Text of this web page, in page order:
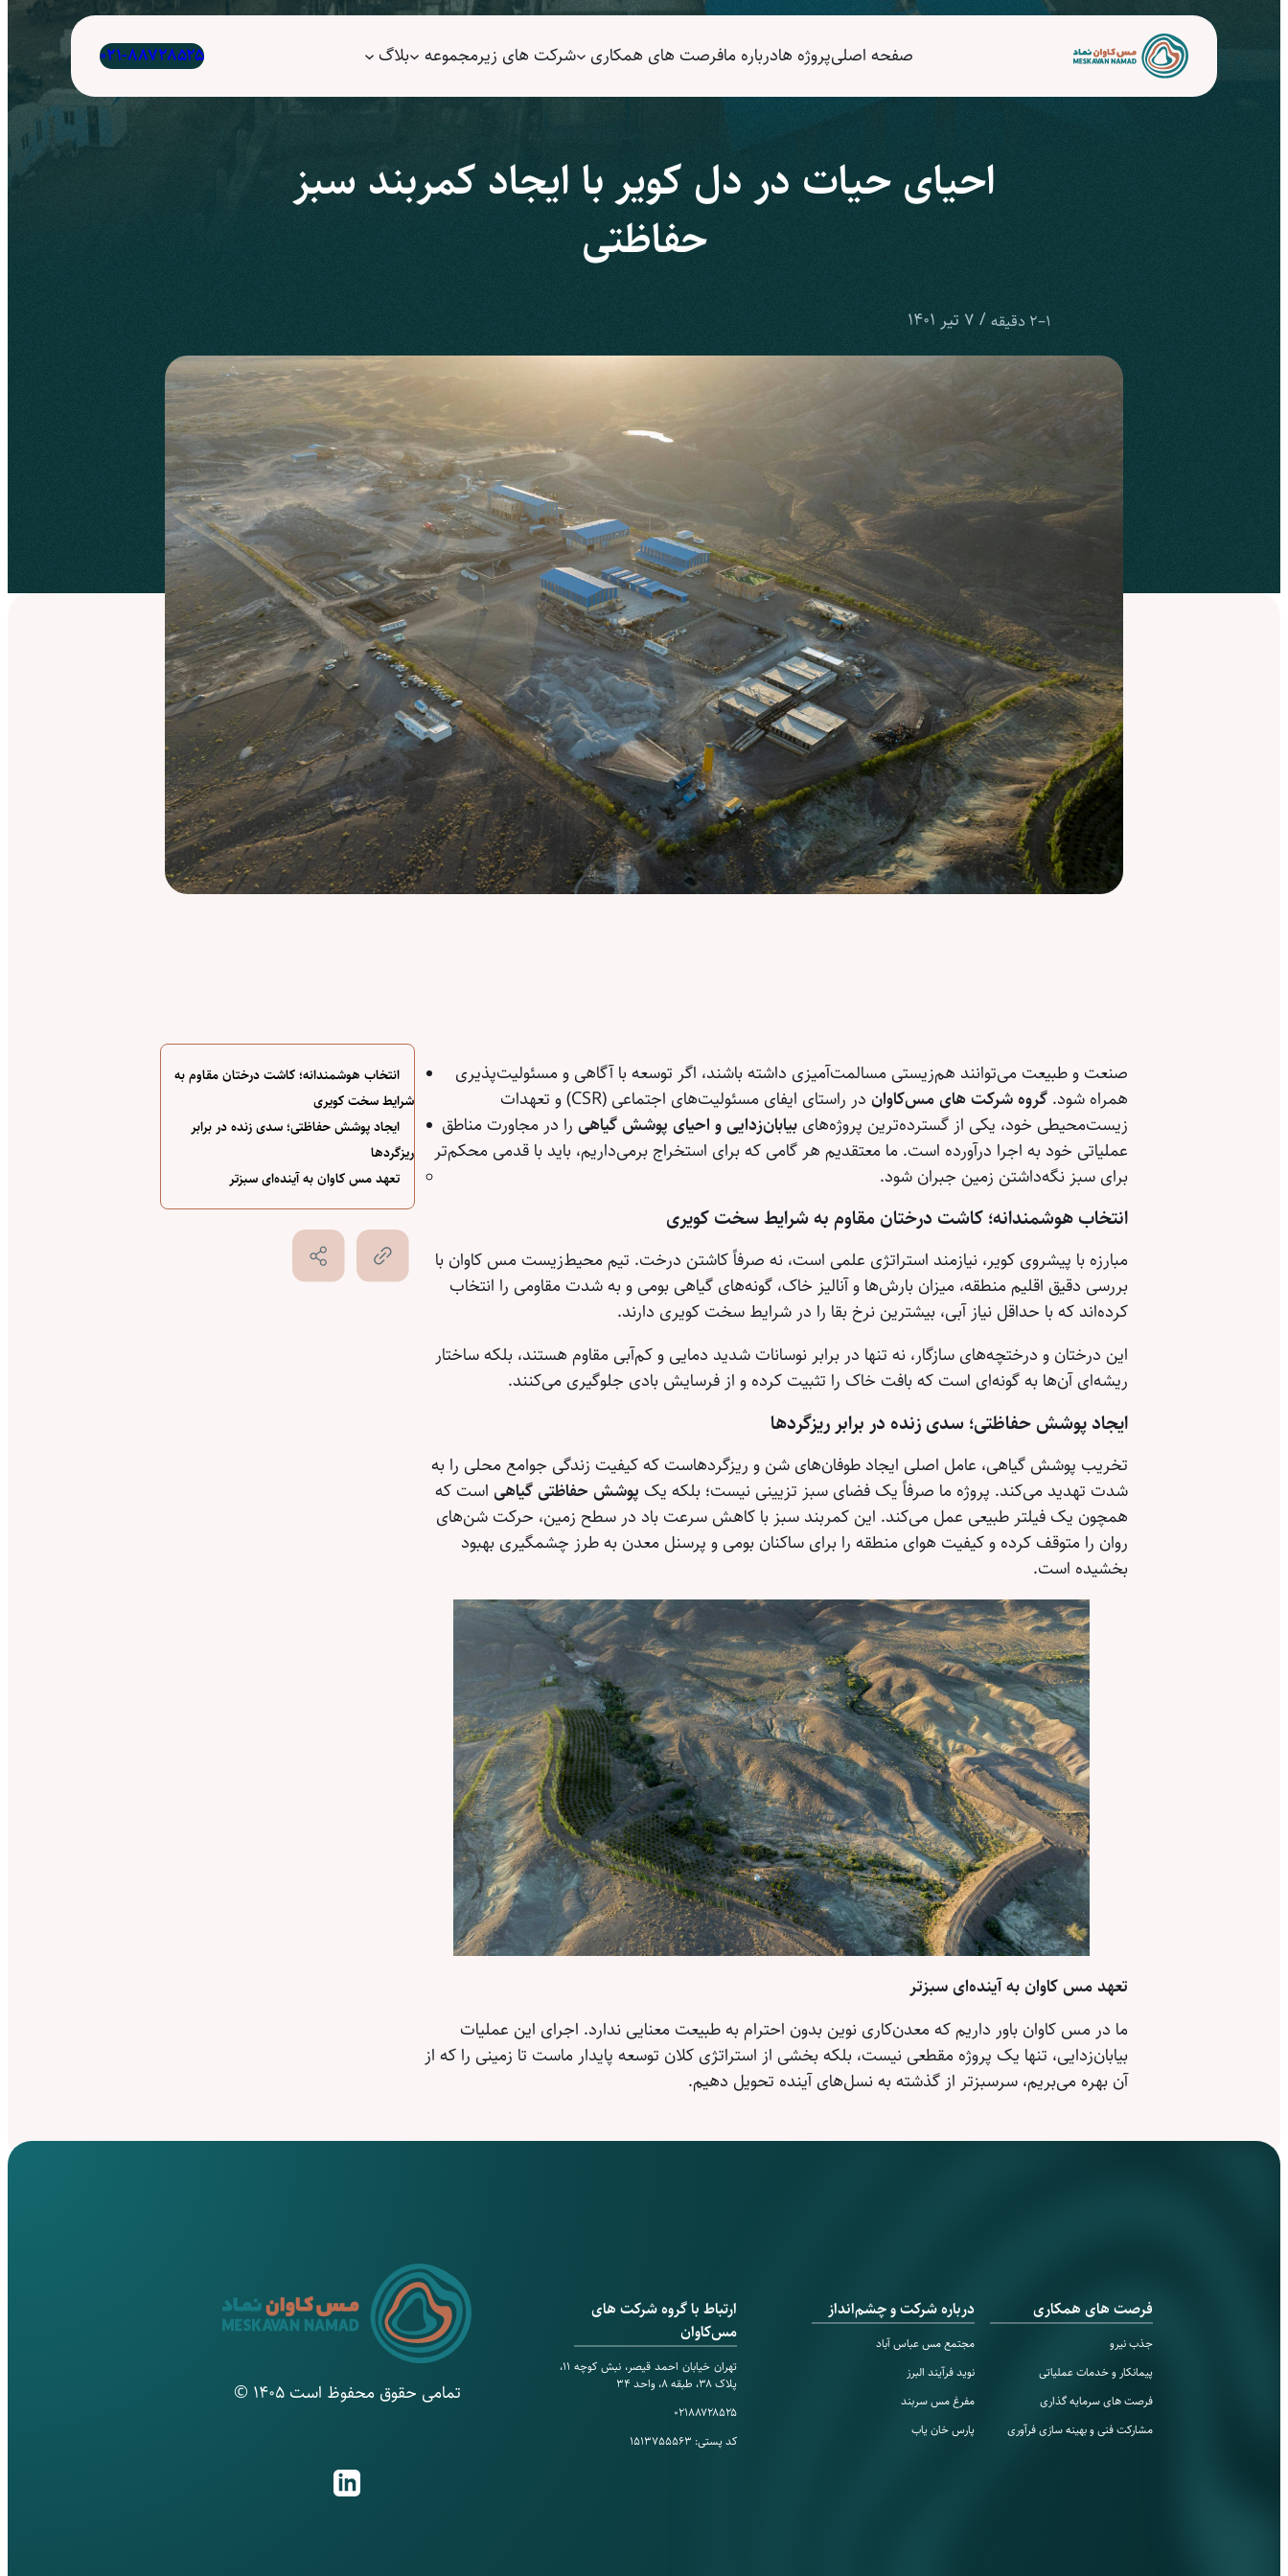
صفحه اصلیپروژه هادرباره مافرصت های همکاری شرکت های زیر‌مجموعه بلاگ ۰۲۱-۸۸۷۲۸۵۲۵
احیای حیات در دل کویر با ایجاد کمربند سبز
حفاظتی
1–2 دقیقه / 7 تیر 1401
صنعت و طبیعت می‌توانند هم‌زیستی مسالمت‌آمیزی داشته باشند، اگر توسعه با آگاهی و مسئولیت‌پذیری
همراه شود.گروه شرکت های مس‌کاوان
در راستای ایفای مسئولیت‌های اجتماعی (CSR) و تعهدات
زیست‌محیطی خود، یکی از گسترده‌ترین پروژه‌هایبیابان‌زدایی و احیای پوشش گیاهی را در مجاورت مناطق
عملیاتی خود به اجرا درآورده است. ما معتقدیم هر گامی که برای استخراج برمی‌داریم، باید با قدمی محکم‌تر
برای سبز نگه‌داشتن زمین جبران شود.
انتخاب هوشمندانه؛ کاشت درختان مقاوم به شرایط سخت کویری
مبارزه با پیشروی کویر، نیازمند استراتژی علمی است، نه صرفاً کاشتن درخت. تیم محیط‌زیست مس کاوان با
بررسی دقیق اقلیم منطقه، میزان بارش‌ها و آنالیز خاک، گونه‌های گیاهی بومی و به شدت مقاومی را انتخاب
کرده‌اند که با حداقل نیاز آبی، بیشترین نرخ بقا را در شرایط سخت کویری دارند.
این درختان و درختچه‌های سازگار، نه تنها در برابر نوسانات شدید دمایی و کم‌آبی مقاوم هستند، بلکه ساختار
ریشه‌ای آن‌ها به گونه‌ای است که بافت خاک را تثبیت کرده و از فرسایش بادی جلوگیری می‌کنند.
ایجاد پوشش حفاظتی؛ سدی زنده در برابر ریزگردها
تخریب پوشش گیاهی، عامل اصلی ایجاد طوفان‌های شن و ریزگردهاست که کیفیت زندگی جوامع محلی را به
شدت تهدید می‌کند. پروژه ما صرفاً یک فضای سبز تزیینی نیست؛ بلکه یک پوشش حفاظتی گیاهی است که
همچون یک فیلتر طبیعی عمل می‌کند. این کمربند سبز با کاهش سرعت باد در سطح زمین، حرکت شن‌های
روان را متوقف کرده و کیفیت هوای منطقه را برای ساکنان بومی و پرسنل معدن به طرز چشمگیری بهبود
بخشیده است.
تعهد مس کاوان به آینده‌ای سبزتر
ما در مس کاوان باور داریم که معدن‌کاری نوین بدون احترام به طبیعت معنایی ندارد. اجرای این عملیات
بیابان‌زدایی، تنها یک پروژه مقطعی نیست، بلکه بخشی از استراتژی کلان توسعه پایدار ماست تا زمینی را که از
آن بهره می‌بریم، سرسبزتر از گذشته به نسل‌های آینده تحویل دهیم.
انتخاب هوشمندانه؛ کاشت درختان مقاوم به
شرایط سخت کویری
ایجاد پوشش حفاظتی؛ سدی زنده در برابر
ریزگردها
تعهد مس کاوان به آینده‌ای سبزتر
فرصت های همکاری
جذب نیرو
پیمانکار و خدمات عملیاتی
فرصت های سرمایه گذاری
مشارکت فنی و بهینه سازی فرآوری
درباره شرکت و چشم‌انداز
مجتمع مس‌ عباس آباد
نوید فرآیند البرز
مفرغ مس سربند
پارس خان یاب
ارتباط با گروه شرکت های
مس‌کاوان
تهران خیابان احمد قیصر، نبش کوچه ۱۱،
پلاک ۳۸، طبقه ۸، واحد ۳۴
۰۲۱۸۸۷۲۸۵۲۵
کد پستی: ۱۵۱۳۷۵۵۵۶۳
تمامی حقوق محفوظ است ۱۴۰۵ ©